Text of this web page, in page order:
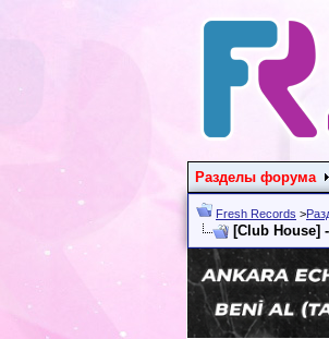
Разделы форума
Fresh Records >
[Club House]